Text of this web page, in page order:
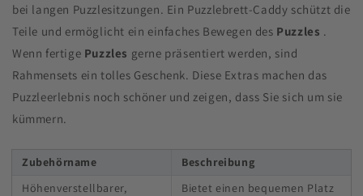
bei langen Puzzlesitzungen. Ein Puzzlebrett-Caddy schützt die
Teile und ermöglicht ein einfaches Bewegen des Puzzles .
Wenn fertige Puzzles gerne präsentiert werden, sind
Rahmensets ein tolles Geschenk. Diese Extras machen das
Puzzleerlebnis noch schöner und zeigen, dass Sie sich um sie
kümmern.
Zubehörname
Beschreibung
Höhenverstellbarer,
Bietet einen bequemen Platz